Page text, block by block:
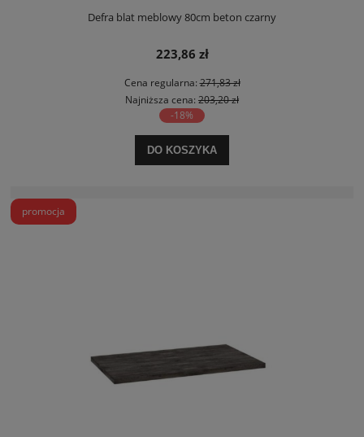
Defra blat meblowy 80cm beton czarny
223,86 zł
Cena regularna:271,83 zł
Najniższa cena: 203,20 zł
-18%
DO KOSZYKA
promocja